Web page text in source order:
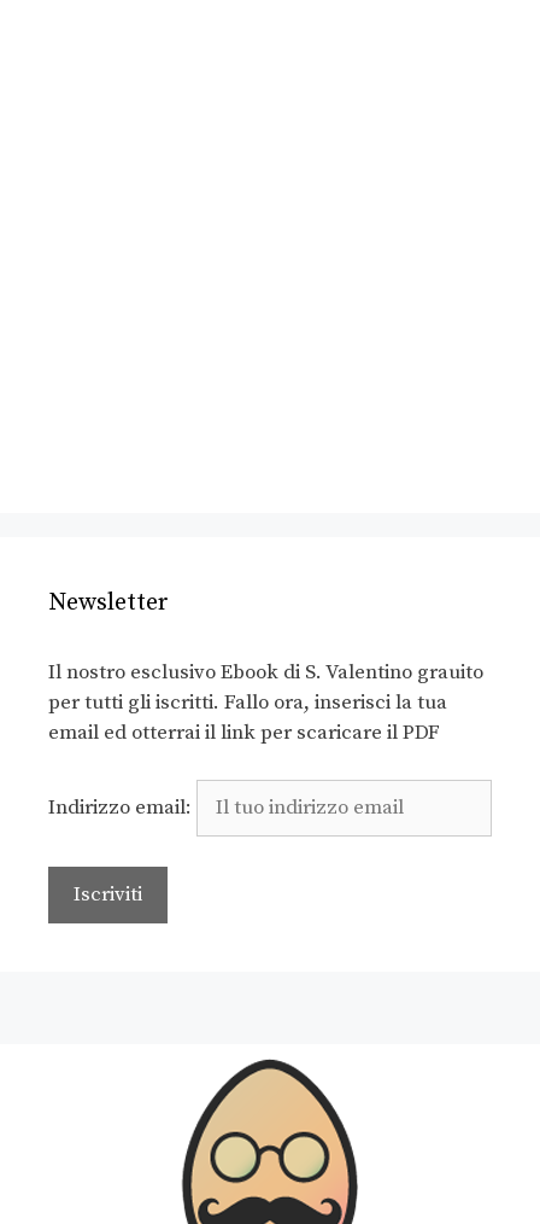
Newsletter
Il nostro esclusivo Ebook di S. Valentino grauito
per tutti gli iscritti. Fallo ora, inserisci la tua
email ed otterrai il link per scaricare il PDF
Indirizzo email: